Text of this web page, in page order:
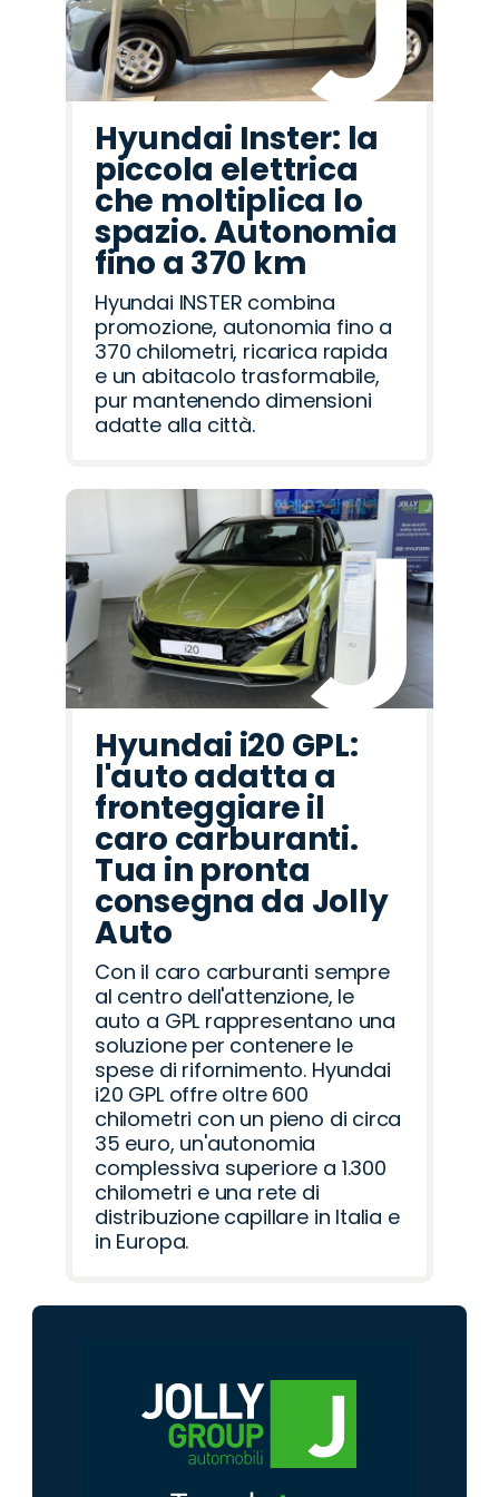
Hyundai Inster: la
piccola elettrica
che moltiplica lo
spazio. Autonomia
fino a 370 km
Hyundai INSTER combina
promozione, autonomia fino a
370 chilometri, ricarica rapida
e un abitacolo trasformabile,
pur mantenendo dimensioni
adatte alla città.
Hyundai i20 GPL:
l'auto adatta a
fronteggiare il
caro carburanti.
Tua in pronta
consegna da Jolly
Auto
Con il caro carburanti sempre
al centro dell'attenzione, le
auto a GPL rappresentano una
soluzione per contenere le
spese di rifornimento. Hyundai
i20 GPL offre oltre 600
chilometri con un pieno di circa
35 euro, un'autonomia
complessiva superiore a 1.300
chilometri e una rete di
distribuzione capillare in Italia e
in Europa.